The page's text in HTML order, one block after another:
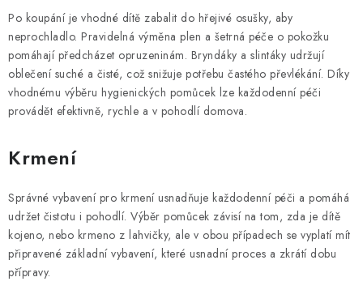
Po koupání je vhodné dítě zabalit do hřejivé osušky, aby
neprochladlo. Pravidelná výměna plen a šetrná péče o pokožku
pomáhají předcházet opruzeninám. Bryndáky a slintáky udržují
oblečení suché a čisté, což snižuje potřebu častého převlékání. Díky
vhodnému výběru hygienických pomůcek lze každodenní péči
provádět efektivně, rychle a v pohodlí domova.
Krmení
Správné vybavení pro krmení usnadňuje každodenní péči a pomáhá
udržet čistotu i pohodlí. Výběr pomůcek závisí na tom, zda je dítě
kojeno, nebo krmeno z lahvičky, ale v obou případech se vyplatí mít
připravené základní vybavení, které usnadní proces a zkrátí dobu
přípravy.